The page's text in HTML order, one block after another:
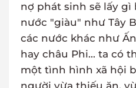
nợ phát sinh sẽ lấy gì
nước "giàu" như Tây
các nước khác như
hay châu Phi... ta có
một tình hình xã hội